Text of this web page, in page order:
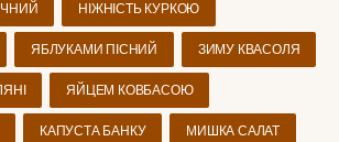
НІЖНІСТЬ КУРКОЮ
ЯБЛУКАМИ ПІСНИЙ ЗИМУ КВАСОЛЯ
ЯЙЦЕМ КОВБАСОЮ
КАПУСТА БАНКУ МИШКА САЛАТ